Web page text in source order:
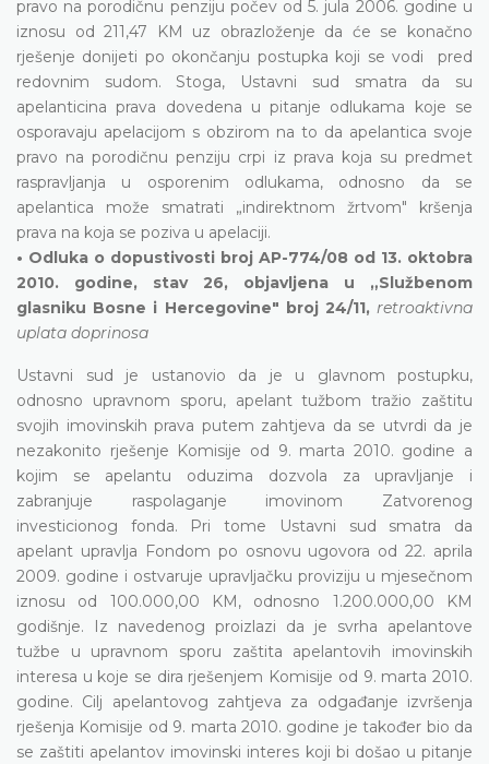
pravo na porodičnu penziju počev od 5. jula 2006. godine u
iznosu od 211,47 KM uz obrazloženje da će se konačno
rješenje donijeti po okončanju postupka koji se vodi pred
redovnim sudom. Stoga, Ustavni sud smatra da su
apelanticina prava dovedena u pitanje odlukama koje se
osporavaju apelacijom s obzirom na to da apelantica svoje
pravo na porodičnu penziju crpi iz prava koja su predmet
raspravljanja u osporenim odlukama, odnosno da se
apelantica može smatrati „indirektnom žrtvom" kršenja
prava na koja se poziva u apelaciji.
• Odluka o dopustivosti broj AP-774/08 od 13. oktobra
2010. godine, stav 26, objavljena u „Službenom
glasniku Bosne i Hercegovine" broj 24/11, retroaktivna
uplata doprinosa
Ustavni sud je ustanovio da je u glavnom postupku,
odnosno upravnom sporu, apelant tužbom tražio zaštitu
svojih imovinskih prava putem zahtjeva da se utvrdi da je
nezakonito rješenje Komisije od 9. marta 2010. godine a
kojim se apelantu oduzima dozvola za upravljanje i
zabranjuje raspolaganje imovinom Zatvorenog
investicionog fonda. Pri tome Ustavni sud smatra da
apelant upravlja Fondom po osnovu ugovora od 22. aprila
2009. godine i ostvaruje upravljačku proviziju u mjesečnom
iznosu od 100.000,00 KM, odnosno 1.200.000,00 KM
godišnje. Iz navedenog proizlazi da je svrha apelantove
tužbe u upravnom sporu zaštita apelantovih imovinskih
interesa u koje se dira rješenjem Komisije od 9. marta 2010.
godine. Cilj apelantovog zahtjeva za odgađanje izvršenja
rješenja Komisije od 9. marta 2010. godine je također bio da
se zaštiti apelantov imovinski interes koji bi došao u pitanje